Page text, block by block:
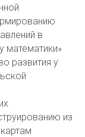
в
математики»
развития у
из